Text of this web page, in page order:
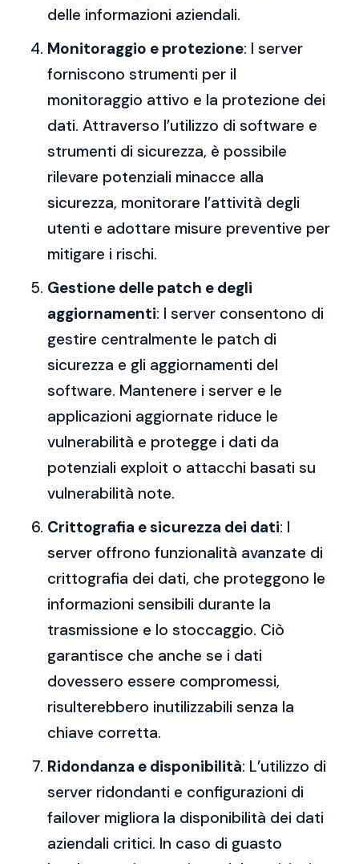
delle informazioni aziendali.
Monitoraggio e protezione: I server
forniscono strumenti per il
monitoraggio attivo e la protezione dei
dati. Attraverso l’utilizzo di software e
strumenti di sicurezza, è possibile
rilevare potenziali minacce alla
sicurezza, monitorare l’attività degli
utenti e adottare misure preventive per
mitigare i rischi.
Gestione delle patch e degli
aggiornamenti: I server consentono di
gestire centralmente le patch di
sicurezza e gli aggiornamenti del
software. Mantenere i server e le
applicazioni aggiornate riduce le
vulnerabilità e protegge i dati da
potenziali exploit o attacchi basati su
vulnerabilità note.
Crittografia e sicurezza dei dati: I
server offrono funzionalità avanzate di
crittografia dei dati, che proteggono le
informazioni sensibili durante la
trasmissione e lo stoccaggio. Ciò
garantisce che anche se i dati
dovessero essere compromessi,
risulterebbero inutilizzabili senza la
chiave corretta.
Ridondanza e disponibilità: L’utilizzo di
server ridondanti e configurazioni di
failover migliora la disponibilità dei dati
aziendali critici. In caso di guasto